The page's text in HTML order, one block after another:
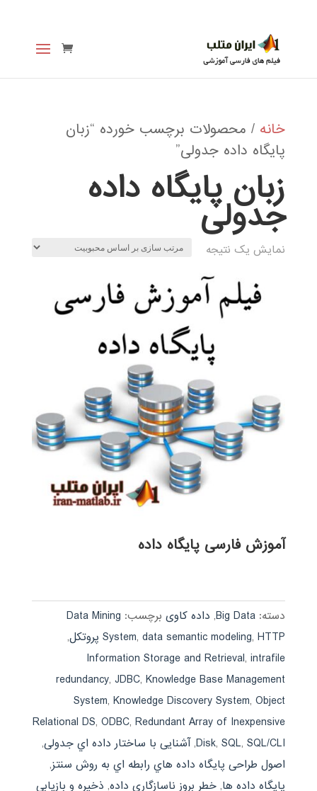
خانه / محصولات برچسب خورده “زبان
پایگاه داده جدولی”
زبان پایگاه داده
جدولی
نمایش یک نتیجه
آموزش فارسی پایگاه داده
دسته: Big Data
, داده کاوی برچسب: Data Mining
System,data semantic modeling,HTTP پروتکل
,
Information Storage and Retrieval,intrafile
redundancy,JDBC,Knowledge Base Management
System,Knowledge Discovery System,Object
Relational DS,ODBC,Redundant Array of Inexpensive
Disk,SQL,SQL/CLI
,آشنایی با ساختار داده اي جدولی,
اصول طراحی پایگاه داده هاي رابطه اي به روش سنتز,
پایگاه داده ها, خطر بروز ناسازگاري داده, ذخیره و بازیابی